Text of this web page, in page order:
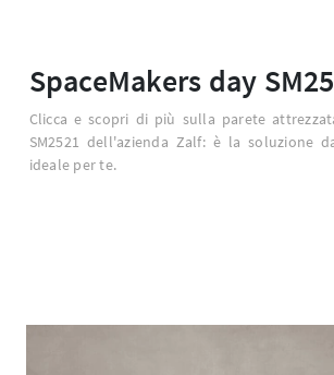
SpaceMakers day
Clicca e scopri di più sulla parete
SM2521 dell'azienda Zalf: è la soluzione
ideale per te.